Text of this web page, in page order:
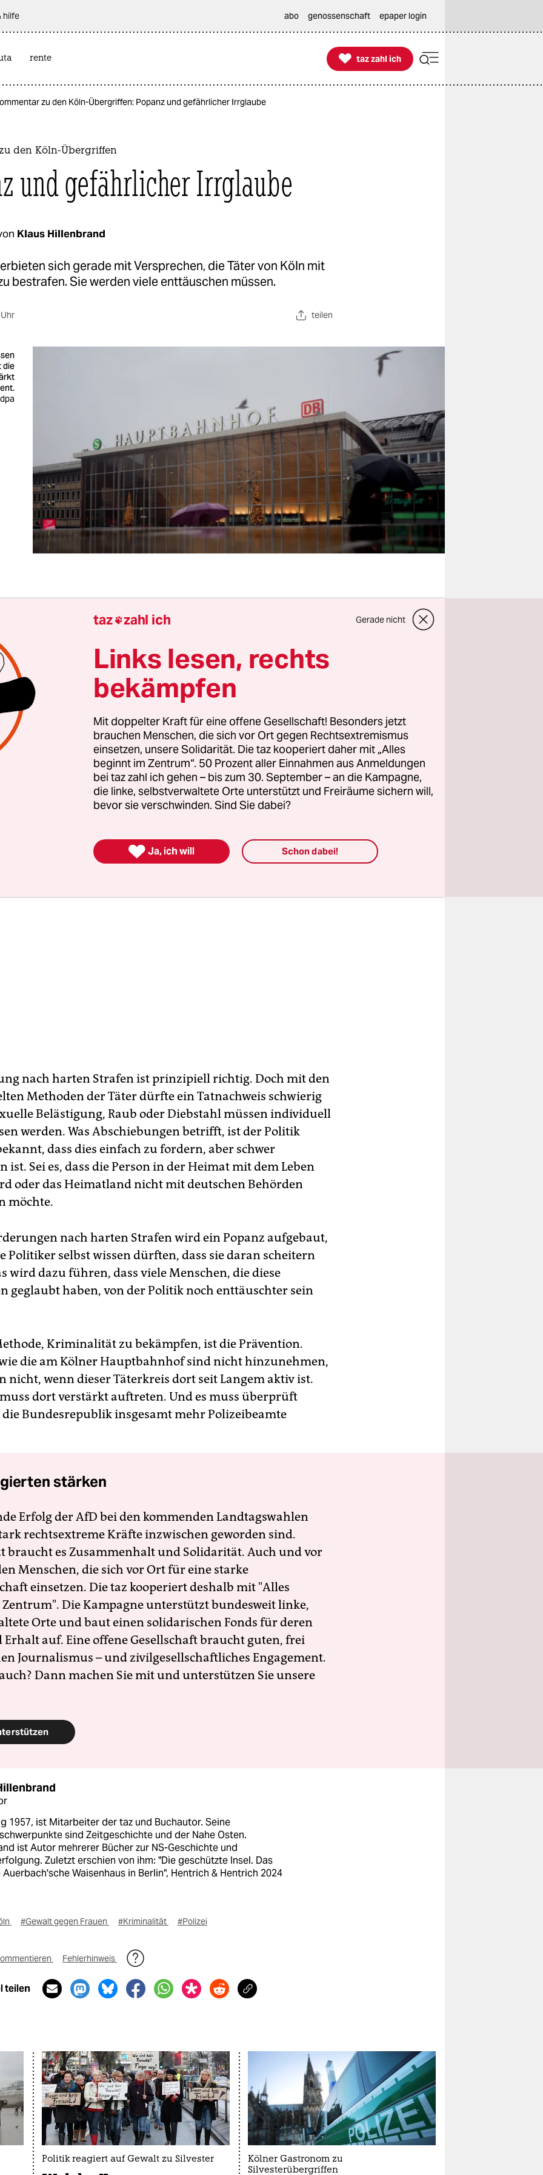
hilfe abo genossenschaft epaper login
rente 
taz zahl ich
taz zahl ich
zu den Köln-Übergriffen: Popanz und gefährlicher Irrglaube
den Köln-Übergriffen
und gefährlicher Irrglaube
Klaus Hillenbrand
sich gerade mit Versprechen, die Täter von Köln mit
bestrafen. Sie werden viele enttäuschen müssen.
teilen
die
Straftäter in Köln waren ganz offenbar nichtdeutscher
Dies zu verschweigen ergibt keinen Sinn. Das würde
die weit verbreitete Verschwörungstheorie bestärken, dass
diese Bevölkerungsgruppe schonen würde.
sich Politiker aller Parteien mit Forderungen, gegen
„mit aller Härte des Gesetzes“ vorgegangen werden, oft
der Aussage, dies müsse auch für Ausländer gelten. Dieses
allerdings eine Selbstverständlichkeit, zumal man noch
hören musste, dass Nichtdeutsche hier etwa nachsichtiger
Im Gegenteil: Wer als Ausländer, seien es nun
oder nicht, schwere Straftaten begeht, dessen Aufenthalt
nach harten Strafen ist prinzipiell richtig. Doch mit den
Methoden der Täter dürfte ein Tatnachweis schwierig
Belästigung, Raub oder Diebstahl müssen individuell
werden. Was Abschiebungen betrifft, ist der Politik
dass dies einfach zu fordern, aber schwer
ist. Sei es, dass die Person in der Heimat mit dem Leben
oder das Heimatland nicht mit deutschen Behörden
möchte.
nach harten Strafen wird ein Popanz aufgebaut,
Politiker selbst wissen dürften, dass sie daran scheitern
wird dazu führen, dass viele Menschen, die diese
geglaubt haben, von der Politik noch enttäuschter sein
Kriminalität zu bekämpfen, ist die Prävention.
die am Kölner Hauptbahnhof sind nicht hinzunehmen,
nicht, wenn dieser Täterkreis dort seit Langem aktiv ist.
dort verstärkt auftreten. Und es muss überprüft
die Bundesrepublik insgesamt mehr Polizeibeamte
stärken
Erfolg der AfD bei den kommenden Landtagswahlen
rechtsextreme Kräfte inzwischen geworden sind.
braucht es Zusammenhalt und Solidarität. Auch und vor
Menschen, die sich vor Ort für eine starke
einsetzen. Die taz kooperiert deshalb mit "Alles
Die Kampagne unterstützt bundesweit linke,
Orte und baut einen solidarischen Fonds für deren
Erhalt auf. Eine offene Gesellschaft braucht guten, frei
Journalismus – und zivilgesellschaftliches Engagement.
Dann machen Sie mit und unterstützen Sie unsere
1957, ist Mitarbeiter der taz und Buchautor. Seine
sind Zeitgeschichte und der Nahe Osten.
ist Autor mehrerer Bücher zur NS-Geschichte und
Zuletzt erschien von ihm: "Die geschützte Insel. Das
Waisenhaus in Berlin", Hentrich & Hentrich 2024
#Gewalt gegen Frauen #Kriminalität #Polizei
Fehlerhinweis
teilen
Politik reagiert auf Gewalt zu Silvester
Kölner Gastronom zu
Silvesterübergriffen
taz zahl ich Gerade nicht
Links lesen, rechts
bekämpfen
Mit doppelter Kraft für eine offene Gesellschaft! Besonders jetzt
brauchen Menschen, die sich vor Ort gegen Rechtsextremismus
einsetzen, unsere Solidarität. Die taz kooperiert daher mit „Alles
beginnt im Zentrum“. 50 Prozent aller Einnahmen aus Anmeldungen
bei taz zahl ich gehen – bis zum 30. September – an die Kampagne,
die linke, selbstverwaltete Orte unterstützt und Freiräume sichern will,
bevor sie verschwinden. Sind Sie dabei?
 Ja, ich will Schon dabei!